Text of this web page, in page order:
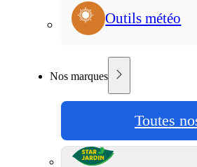
Outils météo
Nos marques
Toutes